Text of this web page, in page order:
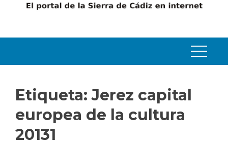
Etiqueta:Jerez capital
europea de la cultura
20131